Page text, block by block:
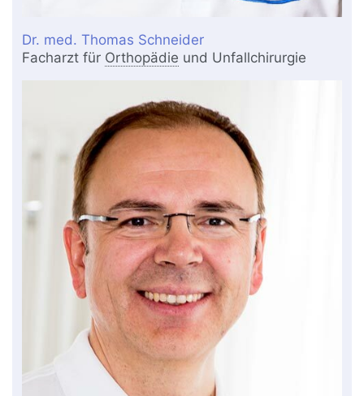
Dr. med. Thomas Schneider
Facharzt für Orthopädie und Unfallchirurgie